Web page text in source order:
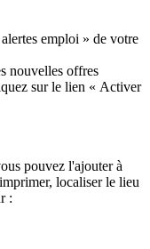
emploi » de votre
nouvelles offres
sur le lien « Activer
pouvez l'ajouter à
localiser le lieu
: